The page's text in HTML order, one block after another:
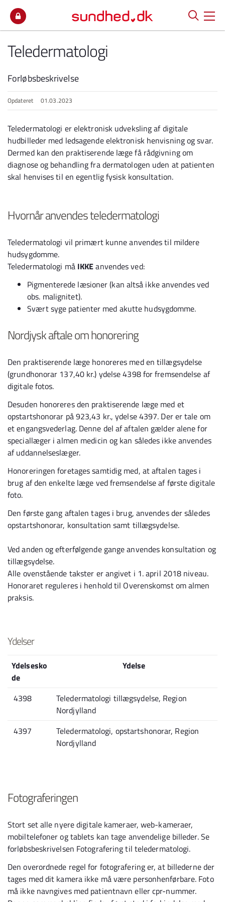
Teledermatologi
Forløbsbeskrivelse
Opdateret 01.03.2023
Teledermatologi er elektronisk udveksling af digitale
hudbilleder med ledsagende elektronisk henvisning og svar.
Dermed kan den praktiserende læge få rådgivning om
diagnose og behandling fra dermatologen uden at patienten
skal henvises til en egentlig fysisk konsultation.
Hvornår anvendes teledermatologi
Teledermatologi vil primært kunne anvendes til mildere
hudsygdomme.
Teledermatologi må IKKEanvendes ved:
Pigmenterede læsioner (kan altså ikke anvendes ved
obs. malignitet).
Svært syge patienter med akutte hudsygdomme.
Nordjysk aftale om honorering
Den praktiserende læge honoreres med en tillægsydelse
(grundhonorar 137,40 kr.) ydelse 4398 for fremsendelse af
digitale fotos.
Desuden honoreres den praktiserende læge med et
opstartshonorar på 923,43 kr., ydelse 4397. Der er tale om
et engangsvederlag. Denne del af aftalen gælder alene for
speciallæger i almen medicin og kan således ikke anvendes
af uddannelseslæger.
Honoreringen foretages samtidig med, at aftalen tages i
brug af den enkelte læge ved fremsendelse af første digitale
foto.
Den første gang aftalen tages i brug, anvendes der således
opstartshonorar, konsultation samt tillægsydelse.
Ved anden og efterfølgende gange anvendes konsultation og
tillægsydelse.
Alle ovenstående takster er angivet i 1. april 2018 niveau.
Honoraret reguleres i henhold til Overenskomst om almen
praksis.
Ydelser
Ydelsesko
de
Ydelse
4398
Teledermatologi tillægsydelse, Region
Nordjylland
4397
Teledermatologi, opstartshonorar, Region
Nordjylland
Fotograferingen
Stort set alle nyere digitale kameraer, web-kameraer,
mobiltelefoner og tablets kan tage anvendelige billeder. Se
forløbsbeskrivelsen Fotografering til teledermatologi.
Den overordnede regel for fotografering er, at billederne der
tages med dit kamera ikke må være personhenførbare. Foto
må ikke navngives med patientnavn eller cpr-nummer.